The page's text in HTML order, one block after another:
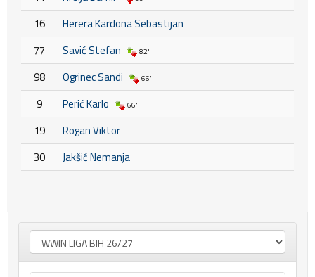
16
Herera Kardona Sebastijan
77
Savić Stefan 82'
98 Ogrinec Sandi 66'
9 Perić Karlo 66'
19
Rogan Viktor
30
Jakšić Nemanja